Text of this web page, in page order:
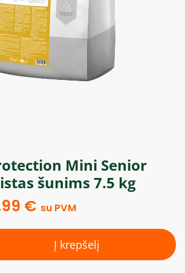
Mini Senior
šunims 7.5 kg
€ su PVM
Į krepšelį